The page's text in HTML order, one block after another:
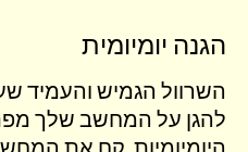
הגנה יומיומית
השרוול הגמיש והעמיד
להגן על המחשב שלך